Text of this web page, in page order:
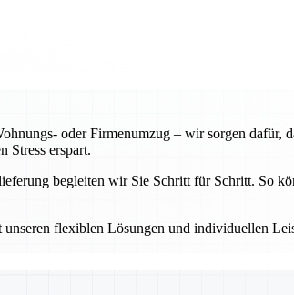
oder Firmenumzug – wir sorgen dafür,
Stress erspart.
begleiten wir Sie Schritt für Schritt. So
flexiblen Lösungen und individuellen